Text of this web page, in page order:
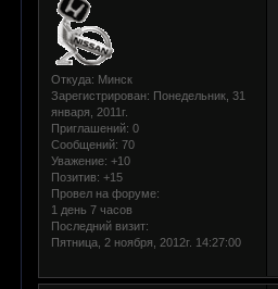
Откуда: Минск
Зарегистрирован: Понедельник, 31
января, 2011г.
Приглашений: 0
Сообщений: 70
Уважение: +10
Позитив: +15
Провел на форуме:
1 день 7 часов
Последний визит:
Пятница, 2 ноября, 2012г. 14:27:00